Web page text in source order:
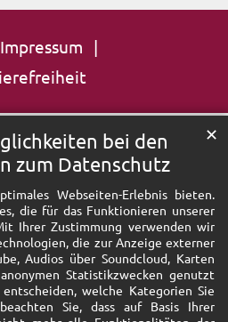
bei den
zum Datenschutz
Webseiten-Erlebnis bieten.
die für das Funktionieren unserer
Ihrer Zustimmung verwenden wir
die zur Anzeige externer
Audios über Soundcloud, Karten
Statistikzwecken genutzt
welche Kategorien Sie
Sie, dass auf Basis Ihrer
✕
Impressum